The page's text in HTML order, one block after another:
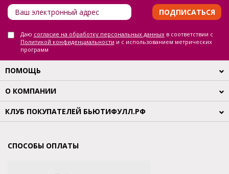
ПОДПИСАТЬСЯ
Даю согласие на обработку персональных данныхв соответствии с
Политикой конфиденциальности и с использованием метрических
программ
ПОМОЩЬ
О КОМПАНИИ
КЛУБ ПОКУПАТЕЛЕЙ БЬЮТИФУЛЛ.РФ
СПОСОБЫ ОПЛАТЫ